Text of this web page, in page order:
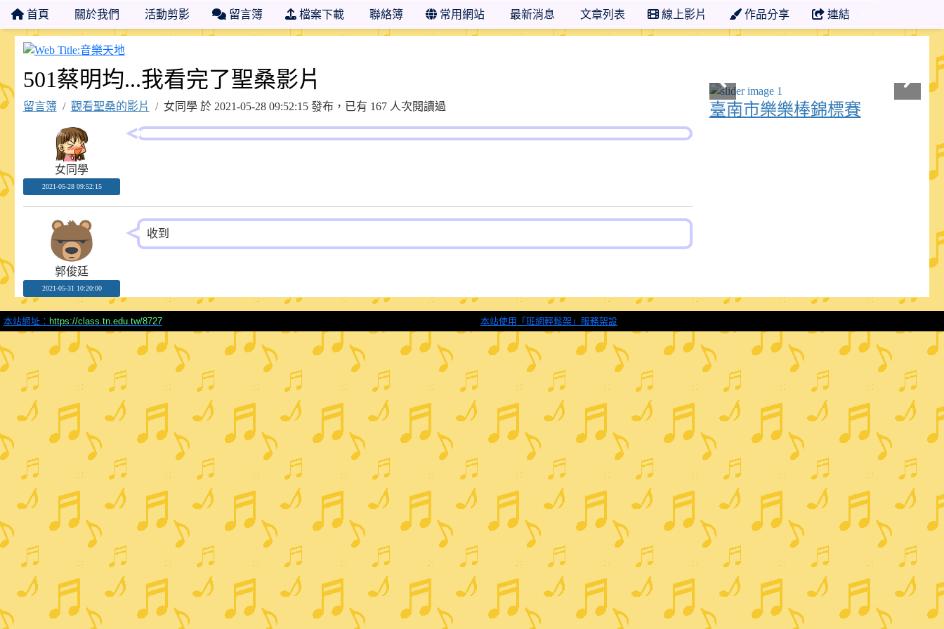
首頁 關於我們 活動剪影 留言簿 檔案下載 聯絡簿 常用網站 最新消息 文章列表 線上影片 作品分享 連結
音樂天地
501蔡明均...我看完了聖桑影片
留言簿 觀看聖桑的影片 女同學 於 2021-05-28 09:52:15 發布，已有 167 人次閱讀過
女同學
2021-05-28 09:52:15
郭俊廷
2021-05-31 10:20:00
收到
臺南市樂樂棒錦標賽
本站網址： https://class.tn.edu.tw/8727 本站使用「班網輕鬆架」服務架設